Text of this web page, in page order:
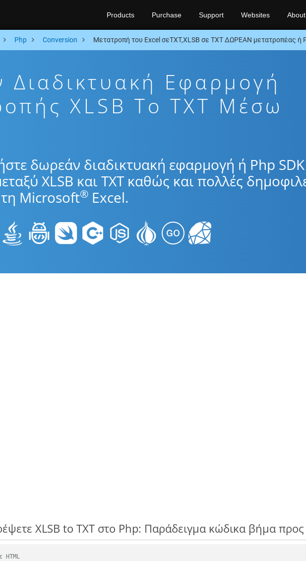
Products Purchase Support Websites About
Php Conversion Μετατροπή του Excel σεTXT,XLSB σε TXT ΔΩΡΕΑΝ μετατροπέας ή
Διαδικτυακή Εφαρμογή
XLSB To TXT Μέσω
δωρεάν διαδικτυακή εφαρμογή ή Php SDK
XLSB και TXT καθώς και πολλές
Microsoft® Excel.
XLSB to TXT στο Php: Παράδειγμα κώδικα βήμα
HTML